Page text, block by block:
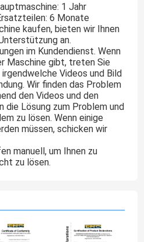
1 Jahr
6 Monate
kaufen, bieten wir Ihnen
an.
im Kundendienst. Wenn
Maschine gibt, treten Sie
Videos und Bild
Wir finden das Problem
den Videos und den
die Lösung zum Problem und
zu lösen. Wenn einige
müssen, schicken wir
manuell, um Ihnen zu
zu lösen.